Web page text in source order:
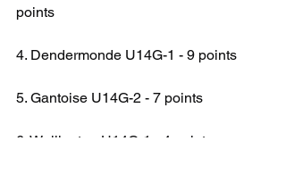
points
4. Dendermonde U14G-1 - 9 points
5. Gantoise U14G-2 - 7 points
6. Wellington U14G-1 - 4 points